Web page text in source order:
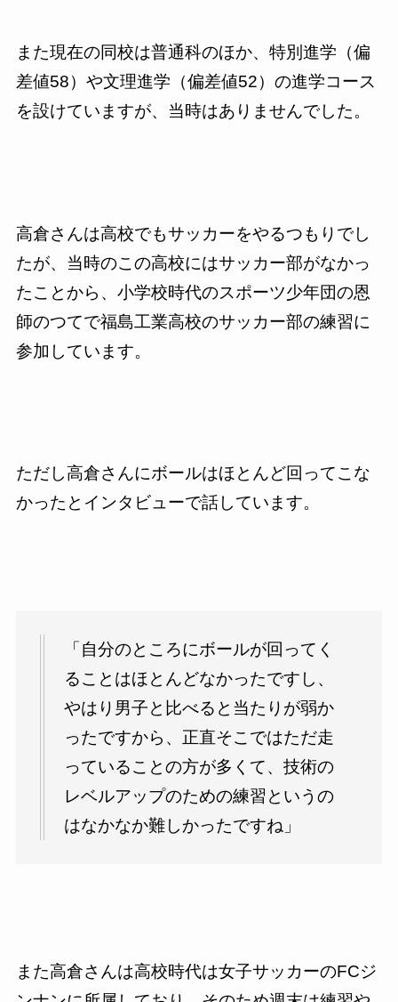
また現在の同校は普通科のほか、特別進学（偏
差値58）や文理進学（偏差値52）の進学コース
を設けていますが、当時はありませんでした。
高倉さんは高校でもサッカーをやるつもりでし
たが、当時のこの高校にはサッカー部がなかっ
たことから、小学校時代のスポーツ少年団の恩
師のつてで福島工業高校のサッカー部の練習に
参加しています。
ただし高倉さんにボールはほとんど回ってこな
かったとインタビューで話しています。
「自分のところにボールが回ってく
ることはほとんどなかったですし、
やはり男子と比べると当たりが弱か
ったですから、正直そこではただ走
っていることの方が多くて、技術の
レベルアップのための練習というの
はなかなか難しかったですね 」
また高倉さんは高校時代は女子サッカーのFCジ